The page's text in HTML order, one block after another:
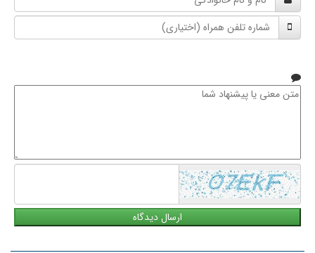
و
نام
خانوادگی
شماره
تلفن
متن